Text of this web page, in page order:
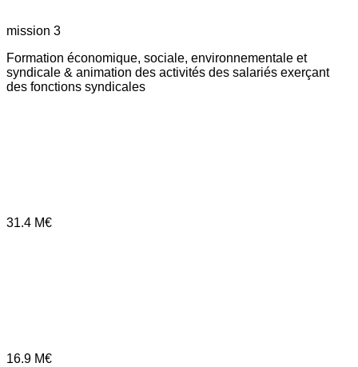
mission 3
Formation économique, sociale, environnementale et
syndicale & animation des activités des salariés exerçant
des fonctions syndicales
31.4 M€
16.9 M€